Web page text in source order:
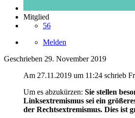
Mitglied
56
Melden
Geschrieben 29. November 2019
Am 27.11.2019 um 11:24 schrieb
Um es abzukürzen: Sie stellen
Linksextremismus sei ein
der Rechtsextremismus. Dies ist